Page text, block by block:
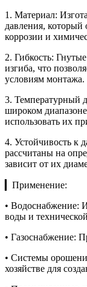
1. Материал:
давления, который
коррозии и
2. Гибкость:
изгиба, что
условиям монтажа.
3. Температурный
широком
использовать их
4. Устойчивость
рассчитаны на
зависит от их
▎Применение:
• Водоснабжение:
воды и
• Газоснабжение:
• Системы
хозяйстве для